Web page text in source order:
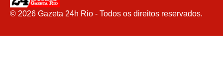
© 2026 Gazeta 24h Rio - Todos os direitos reservados.